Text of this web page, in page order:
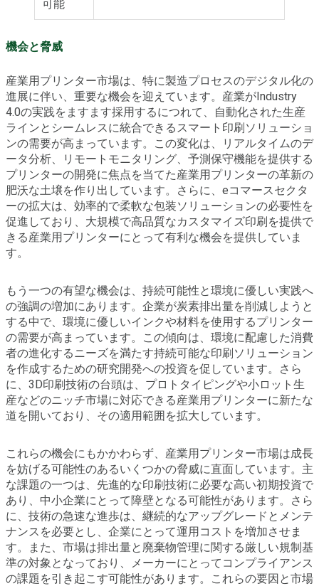
可能
機会と脅威
産業用プリンター市場は、特に製造プロセスのデジタル化の
進展に伴い、重要な機会を迎えています。産業がIndustry
4.0の実践をますます採用するにつれて、自動化された生産
ラインとシームレスに統合できるスマート印刷ソリューショ
ンの需要が高まっています。この変化は、リアルタイムのデ
ータ分析、リモートモニタリング、予測保守機能を提供する
プリンターの開発に焦点を当てた産業用プリンターの革新の
肥沃な土壌を作り出しています。さらに、eコマースセクタ
ーの拡大は、効率的で柔軟な包装ソリューションの必要性を
促進しており、大規模で高品質なカスタマイズ印刷を提供で
きる産業用プリンターにとって有利な機会を提供していま
す。
もう一つの有望な機会は、持続可能性と環境に優しい実践へ
の強調の増加にあります。企業が炭素排出量を削減しようと
する中で、環境に優しいインクや材料を使用するプリンター
の需要が高まっています。この傾向は、環境に配慮した消費
者の進化するニーズを満たす持続可能な印刷ソリューション
を作成するための研究開発への投資を促しています。さら
に、3D印刷技術の台頭は、プロトタイピングや小ロット生
産などのニッチ市場に対応できる産業用プリンターに新たな
道を開いており、その適用範囲を拡大しています。
これらの機会にもかかわらず、産業用プリンター市場は成長
を妨げる可能性のあるいくつかの脅威に直面しています。主
な課題の一つは、先進的な印刷技術に必要な高い初期投資で
あり、中小企業にとって障壁となる可能性があります。さら
に、技術の急速な進歩は、継続的なアップグレードとメンテ
ナンスを必要とし、企業にとって運用コストを増加させま
す。また、市場は排出量と廃棄物管理に関する厳しい規制基
準の対象となっており、メーカーにとってコンプライアンス
の課題を引き起こす可能性があります。これらの要因と市場